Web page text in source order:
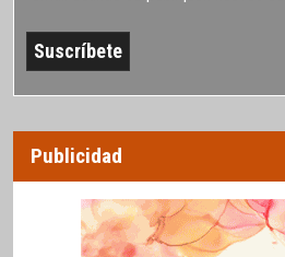
Publicidad